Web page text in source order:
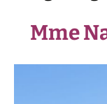
Mme